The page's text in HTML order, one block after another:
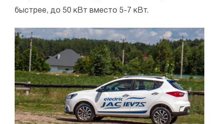
быстрее, до 50 кВт вместо 5-7 кВт.